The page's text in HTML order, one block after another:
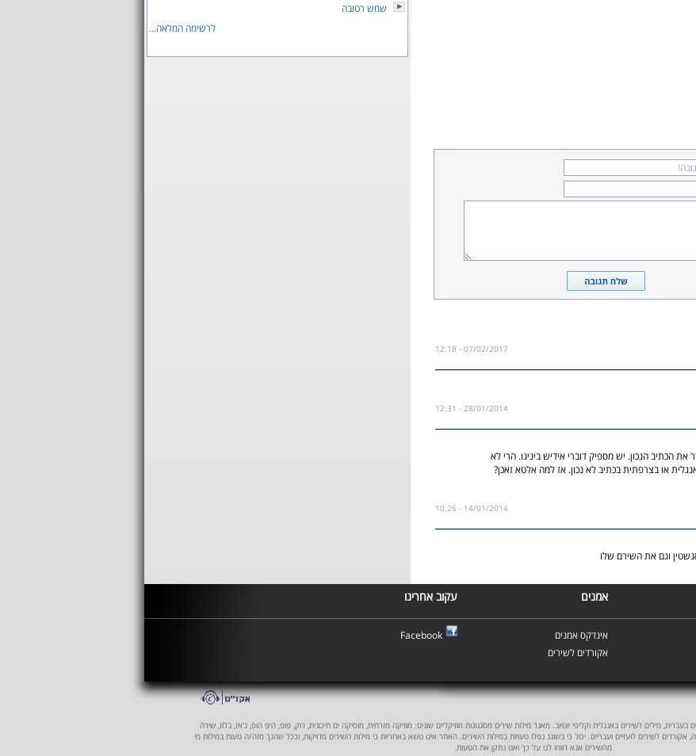
07/02/2017 - 12:18
28/01/2014 - 12:31
הכתיב הנכון. יש מספיק דוברי אידיש בינינו. הרי לא
או בצרפתית בכתיב לא נכון. אז למה אלטא זאכן?
14/01/2014 - 10:26
וגם את השירם שלו
שמש רטובה
לרשימה המלאה...
אמנים עקוב אחרינו
אינדקס אמנים
אקורדים לשירים
Facebook
מילים לשירים באנגלית וקליפי יוטיוב. מאגר מילות שירים מסגנונות מוזיקליים שונים: מוזיקה מזרחית, מוסיקה ים תיכונית, רוק, פופ, היפ הופ, ג'אז, בלוז, שירה
לשירים לועזיים ועבריים. יכול כי בשוגג נפלו טעויות במילות השירים. האתר אינו נושא באחריות כי מילות השירים מדויקות, וככל שהנך מזה/ה טעות במילות מי
מהשירים אנא דווחו לנו על כך ואנו נתקן את הטעות.